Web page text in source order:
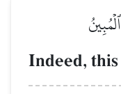
Indeed,